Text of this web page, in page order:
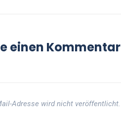
einen Kommentar
Adresse wird nicht veröffentlicht.